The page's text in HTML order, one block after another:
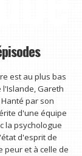
est au plus bas
Gareth
par son
d'une équipe
la psychologue
d'esprit de
peur et à celle de